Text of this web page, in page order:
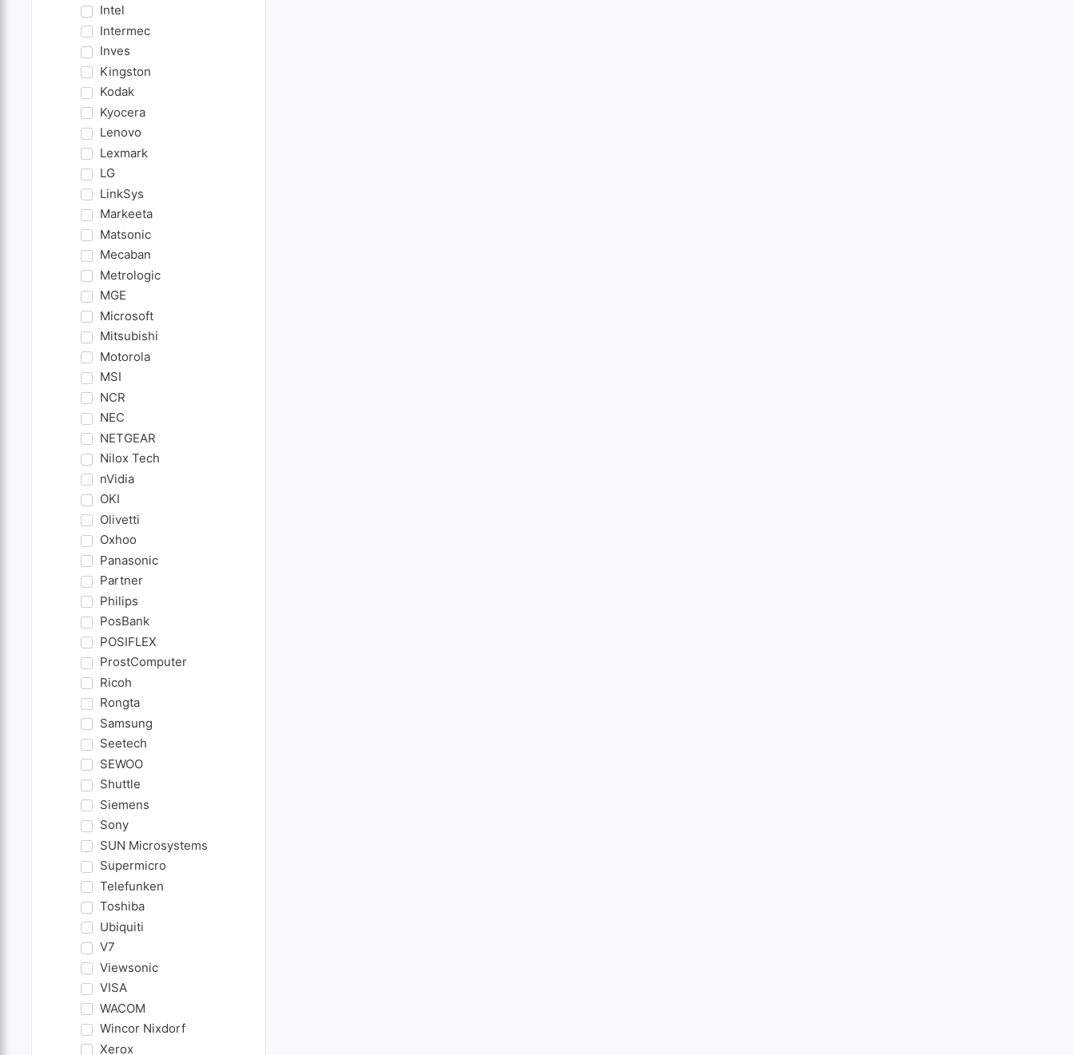
Intel
Intermec
Inves
Kingston
Kodak
Kyocera
Lenovo
Lexmark
LG
LinkSys
Markeeta
Matsonic
Mecaban
Metrologic
MGE
Microsoft
Mitsubishi
Motorola
MSI
NCR
NEC
NETGEAR
Nilox Tech
nVidia
OKI
Olivetti
Oxhoo
Panasonic
Partner
Philips
PosBank
POSIFLEX
ProstComputer
Ricoh
Rongta
Samsung
Seetech
SEWOO
Shuttle
Siemens
Sony
SUN Microsystems
Supermicro
Telefunken
Toshiba
Ubiquiti
V7
Viewsonic
VISA
WACOM
Wincor Nixdorf
Xerox